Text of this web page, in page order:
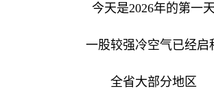
今天是2026年的第一天
一股较强冷空气已经启
全省大部分地区